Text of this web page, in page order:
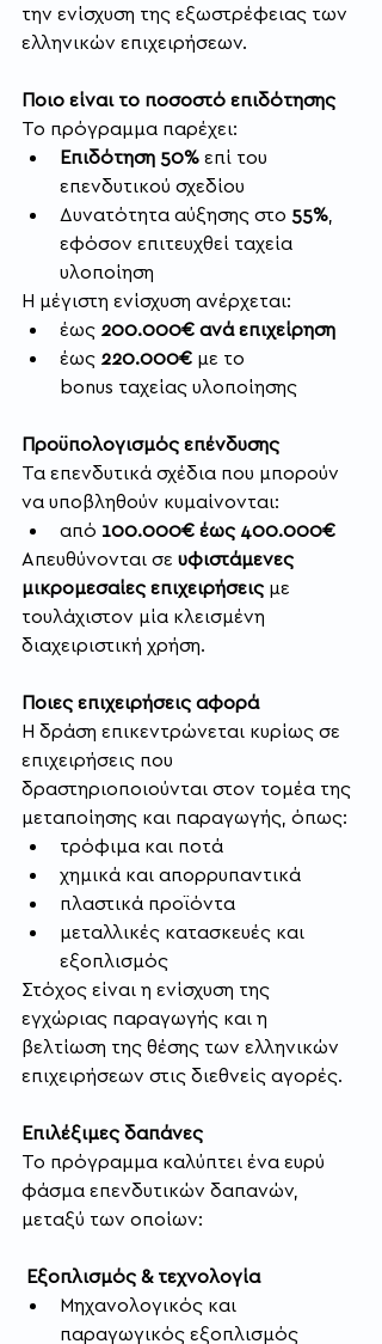
την ενίσχυση της εξωστρέφειας των
ελληνικών επιχειρήσεων.
Ποιο είναι το ποσοστό επιδότησης
Το πρόγραμμα παρέχει:
Επιδότηση 50% επί του
επενδυτικού σχεδίου
Δυνατότητα αύξησης στο 55%
εφόσον επιτευχθεί ταχεία
υλοποίηση
Η μέγιστη ενίσχυση ανέρχεται:
έως 200.000€ ανά επιχείρηση
έως 220.000€ με το
bonus ταχείας υλοποίησης
Προϋπολογισμός επένδυσης
Τα επενδυτικά σχέδια που μπορούν
να υποβληθούν κυμαίνονται:
από 100.000€ έως 400.000€
Απευθύνονται σε υφιστάμενες
μικρομεσαίες επιχειρήσεις με
τουλάχιστον μία κλεισμένη
διαχειριστική χρήση.
Ποιες επιχειρήσεις αφορά
Η δράση επικεντρώνεται κυρίως σε
επιχειρήσεις που
δραστηριοποιούνται στον τομέα της
μεταποίησης και παραγωγής, όπως:
τρόφιμα και ποτά
χημικά και απορρυπαντικά
πλαστικά προϊόντα
μεταλλικές κατασκευές και
εξοπλισμός
Στόχος είναι η ενίσχυση της
εγχώριας παραγωγής και η
βελτίωση της θέσης των ελληνικών
επιχειρήσεων στις διεθνείς αγορές.
Επιλέξιμες δαπάνες
Το πρόγραμμα καλύπτει ένα ευρύ
φάσμα επενδυτικών δαπανών,
μεταξύ των οποίων:
Εξοπλισμός & τεχνολογία
Μηχανολογικός και
παραγωγικός εξοπλισμός